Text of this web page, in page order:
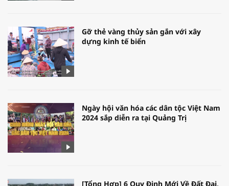
Gỡ thẻ vàng thủy sản gắn với xây
dựng kinh tế biển
Ngày hội văn hóa các dân tộc Việt Nam
2024 sắp diễn ra tại Quảng Trị
[Tổng Hợp] 6 Quy Định Mới Về Đất Đai,